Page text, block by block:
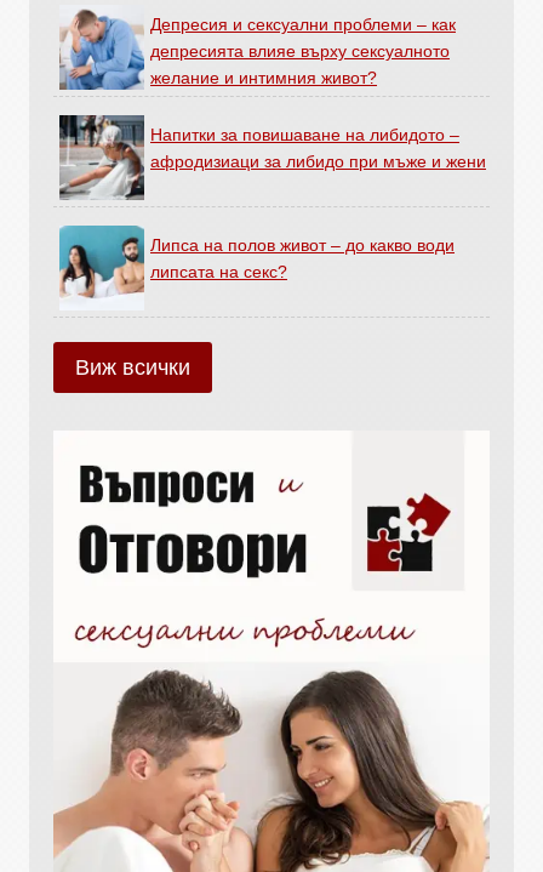
Депресия и сексуални проблеми – как
депресията влияе върху сексуалното
желание и интимния живот?
Напитки за повишаване на либидото –
афродизиаци за либидо при мъже и жени
Липса на полов живот – до какво води
липсата на секс?
Виж всички